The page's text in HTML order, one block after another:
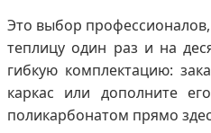
Это выбор
теплицу один раз и на
гибкую комплектацию:
каркас или дополните
поликарбонатом прямо